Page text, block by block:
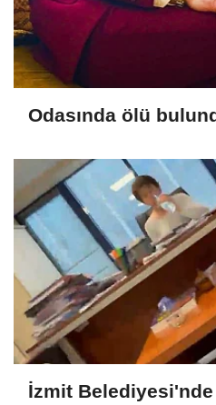
Odasında ölü
İzmit